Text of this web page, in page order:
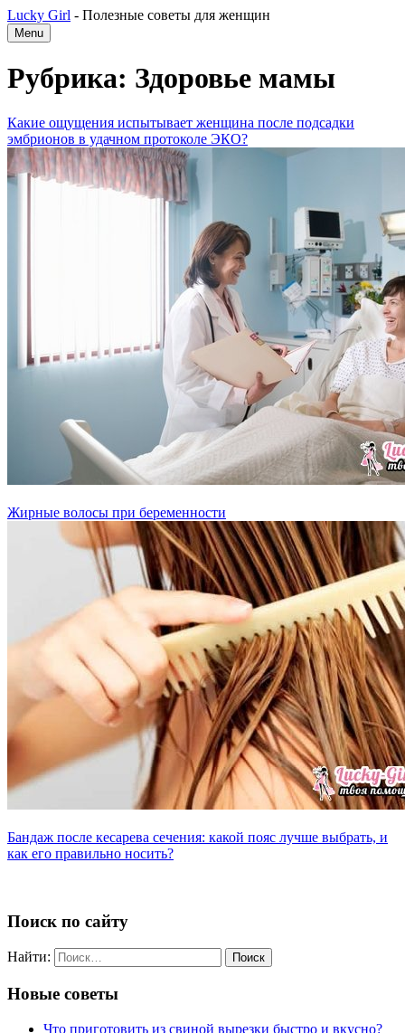
Lucky Girl - Полезные советы для женщин
Menu
Рубрика: Здоровье мамы
Какие ощущения испытывает женщина после подсадки
эмбрионов в удачном протоколе ЭКО?
Жирные волосы при беременности
Бандаж после кесарева сечения: какой пояс лучше выбрать, и
как его правильно носить?
Поиск по сайту
Найти:
Новые советы
Что приготовить из свиной вырезки быстро и вкусно?